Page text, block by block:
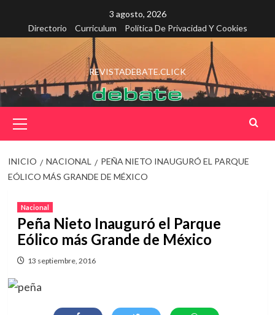
contenido
3 agosto, 2026
Directorio
Curriculum Política De Privacidad Y Cookies
REVISTADEBATE.CLICK
principal
INICIO NACIONAL
PEÑA NIETO INAUGURÓ EL PARQUE
EÓLICO MÁS GRANDE DE MÉXICO
Nacional
Peña Nieto Inauguró el Parque
Eólico más Grande de México
13 septiembre, 2016